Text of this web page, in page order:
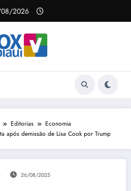
2026
Editorias
Economia
após demissão de Lisa Cook por Trump
26/08/2025